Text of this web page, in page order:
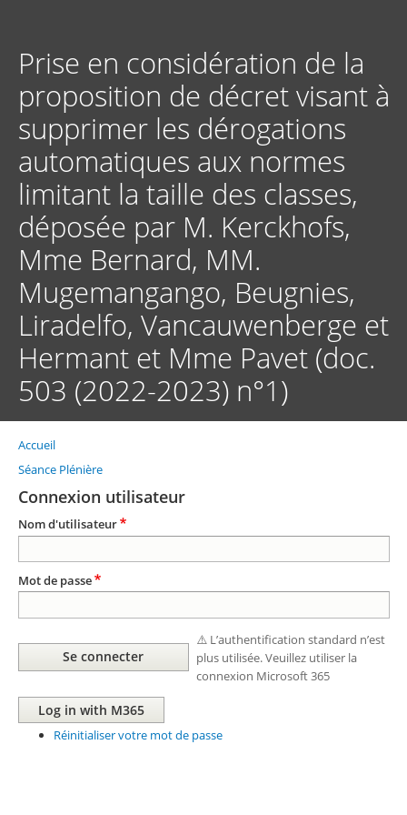
principal
Prise en considération de la
proposition de décret visant à
supprimer les dérogations
automatiques aux normes
limitant la taille des classes,
déposée par M. Kerckhofs,
Mme Bernard, MM.
Mugemangango, Beugnies,
Liradelfo, Vancauwenberge et
Hermant et Mme Pavet (doc.
503 (2022-2023) n°1)
Fil
d'Ariane
Accueil
Séance Plénière
Connexion utilisateur
Nom d'utilisateur
Mot de passe
⚠️ L’authentification standard n’est
plus utilisée. Veuillez utiliser la
connexion Microsoft 365
Réinitialiser votre mot de passe